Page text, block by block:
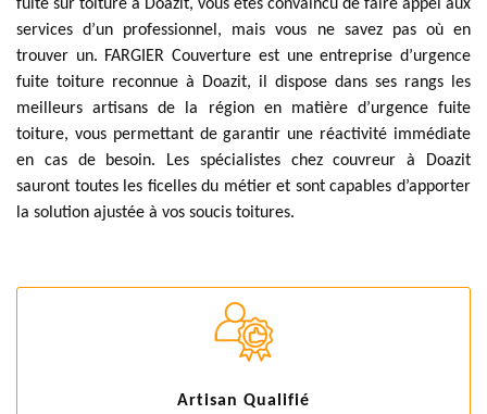
fuite sur toiture à Doazit, vous êtes convaincu de faire appel aux
services d’un professionnel, mais vous ne savez pas où en
trouver un. FARGIER Couverture est une entreprise d’urgence
fuite toiture reconnue à Doazit, il dispose dans ses rangs les
meilleurs artisans de la région en matière d’urgence fuite
toiture, vous permettant de garantir une réactivité immédiate
en cas de besoin. Les spécialistes chez couvreur à Doazit
sauront toutes les ficelles du métier et sont capables d’apporter
la solution ajustée à vos soucis toitures.
Artisan Qualifié